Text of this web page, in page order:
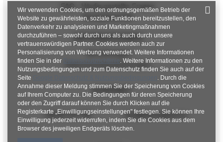
FAQ - Häufig gestellte Fragen
Rückgabepolitik
INFORMATIONEN
Verordnungen
Datenschutzbestimmungen
KONTAKT
+48 601 547 740 hurt@factoryprice.eu
Wir verwenden Cookies, um den ordnungsgemäßen Betrieb der
Website zu gewährleisten, soziale Funktionen bereitzustellen, den
Datenverkehr zu analysieren und Marketingmaßnahmen
durchzuführen – sowohl durch uns als auch durch unsere
vertrauenswürdigen Partner. Cookies werden auch zur
Personalisierung von Werbung verwendet. Weitere Informationen
finden Sie in der
Datenschutzrichtlinie. Weitere Informationen zu den
Nutzungsbedingungen und zum Datenschutz finden Sie auch auf der
Seite
. Durch die
Annahme dieser Meldung stimmen Sie der Speicherung von Cookies
auf Ihrem Computer zu. Die Bedingungen für deren Speicherung
oder den Zugriff darauf können Sie durch Klicken auf die
Registerkarte „Einwilligungseinstellungen" festlegen. Sie können Ihre
Einwilligung jederzeit widerrufen, indem Sie die Cookies aus dem
Browser des jeweiligen Endgeräts löschen.